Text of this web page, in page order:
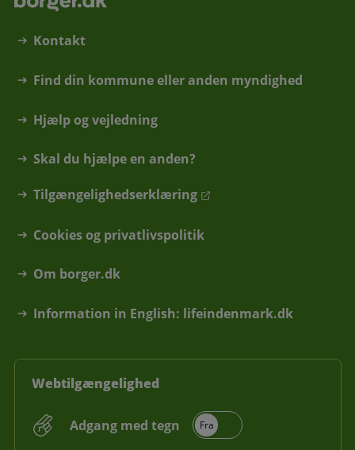
Kontakt
Find din kommune eller anden myndighed
Hjælp og vejledning
Skal du hjælpe en anden?
Tilgængelighedserklæring
Cookies og privatlivspolitik
Om borger.dk
Information in English: lifeindenmark.dk
Webtilgængelighed
Adgang med tegn